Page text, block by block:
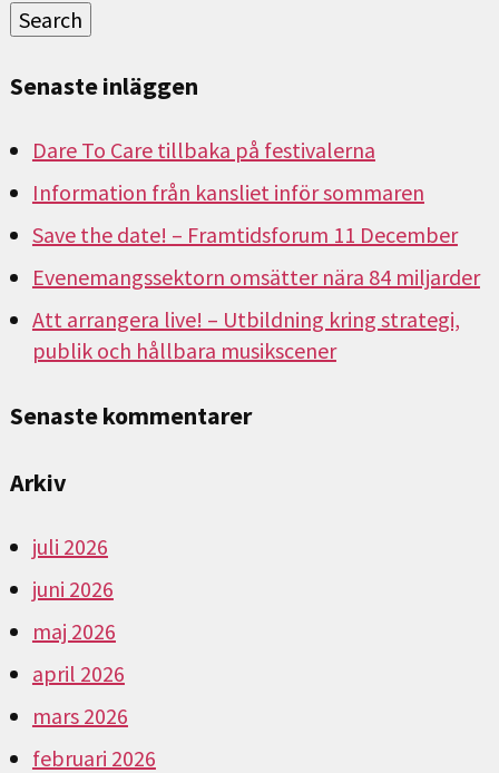
Search
Senaste inläggen
Dare To Care tillbaka på festivalerna
Information från kansliet inför sommaren
Save the date! – Framtidsforum 11 December
Evenemangssektorn omsätter nära 84 miljarder
Att arrangera live! – Utbildning kring strategi,
publik och hållbara musikscener
Senaste kommentarer
Arkiv
juli 2026
juni 2026
maj 2026
april 2026
mars 2026
februari 2026